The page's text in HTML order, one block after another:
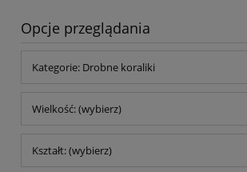
Opcje przeglądania
Kategorie: Drobne koraliki
Wielkość: (wybierz)
Kształt: (wybierz)